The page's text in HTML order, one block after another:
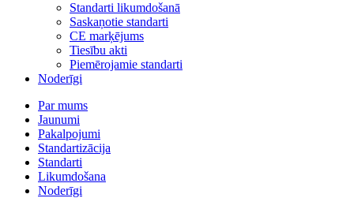
Standarti likumdošanā
Saskaņotie standarti
CE marķējums
Tiesību akti
Piemērojamie standarti
Noderīgi
Par mums
Jaunumi
Pakalpojumi
Standartizācija
Standarti
Likumdošana
Noderīgi